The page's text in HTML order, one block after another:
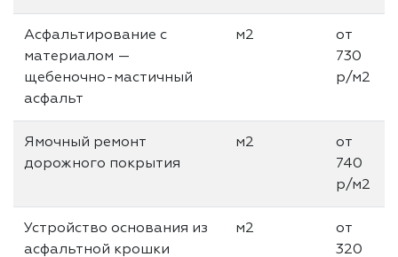
Асфальтирование с
материалом —
щебеночно-мастичный
асфальт
м2
от
730
р/м2
Ямочный ремонт
дорожного покрытия
м2
от
740
р/м2
Устройство основания из
асфальтной крошки
м2
от
320